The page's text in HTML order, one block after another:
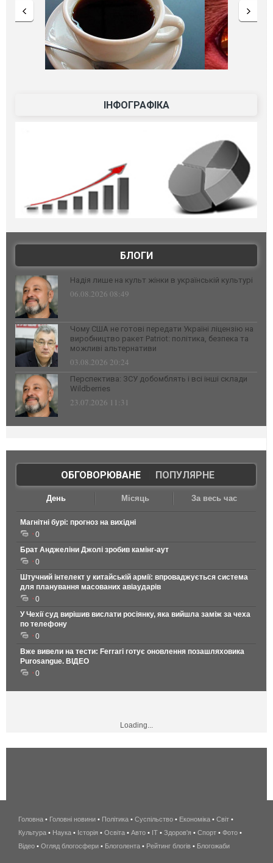
ІНФОГРАФІКА
БЛОГИ
Надія лише на культ жінки в українській культурі
06.08.2026 08:49
Чому США не готові передати Україні ліцензію на
виробництво ракет Patriot: політика, безпека та
можливі альтернативи
03.08.2026 20:24
Перспектива: ЗСУ добомблять і всі інші склади
Wildberries
23.07.2026 11:31
ОБГОВОРЮВАНЕ| ПОПУЛЯРНЕ
День Місяць За весь час
Магнітні бурі: прогноз на вихідні
0
Брат Анджеліни Джолі зробив камінг-аут
0
Штучний інтелект у китайській армії: впроваджується система
для планування масованих авіаударів
0
У Чехії суд вирішив вислати росіянку, яка вийшла заміж за чеха
по телефону
0
Вже вивели на тести: Ferrari готує оновлення позашляховика
Purosangue. ВІДЕО
0
Loading...
беспроводной
интернет
киев
Головна • Головні новини • Політика • Суспільство • Економіка • Світ •
Культура • Наука • Історія • Освіта • Авто • IT • Здоров'я • Спорт • Фото •
Відео • Огляд блогосфери • Блоголента • Рейтинг блогів • Блогожаби